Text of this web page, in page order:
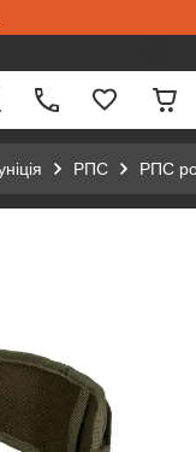
РПС РПС